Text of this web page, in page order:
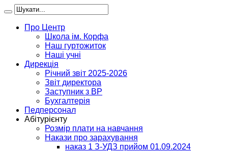
Про Центр
Школа ім. Корфа
Наш гуртожиток
Наші учні
Дирекція
Річний звіт 2025-2026
Звіт директора
Заступник з ВР
Бухгалтерія
Педперсонал
Абітурієнту
Розмір плати на навчання
Накази про зарахування
наказ 1 З-УДЗ прийом 01.09.2024